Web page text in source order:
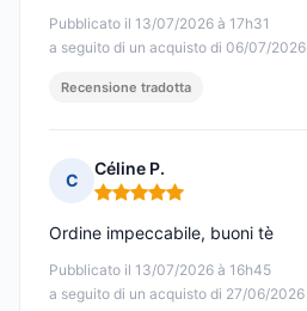
Pubblicato il 13/07/2026 à 17h31
a seguito di un acquisto di 06/07/2026
Recensione tradotta
C
Céline P.
Nota: 5 su 5
Pubblicato il 13/07/2026 à 16h45
a seguito di un acquisto di 27/06/2026
Ordine impeccabile, buoni tè